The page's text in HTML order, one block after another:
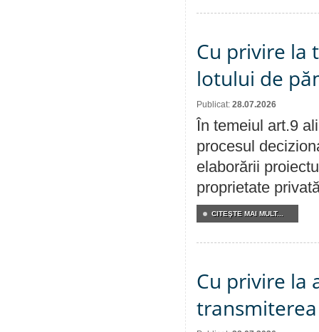
Cu privire la
lotului de
Publicat: 28.07.2026
În temeiul art.9
procesul
elaborării
proprietate
CITEŞTE MAI MULT...
Cu privire la